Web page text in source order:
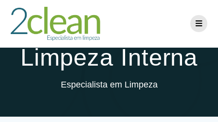
Categoria:
Limpeza Interna
Especialista em Limpeza